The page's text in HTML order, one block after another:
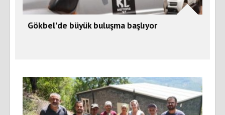
Gökbel'de büyük buluşma başlıyor